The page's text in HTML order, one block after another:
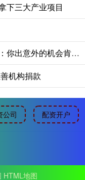
下三大产业项目
盛谷策略 段永平回怼网友争议言论：你出意外的机会肯定更大
机构捐款
公司 配资开户
HTML地图